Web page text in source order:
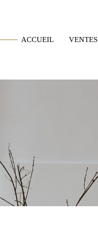
ACCUEIL VENTES
Appartements
pro